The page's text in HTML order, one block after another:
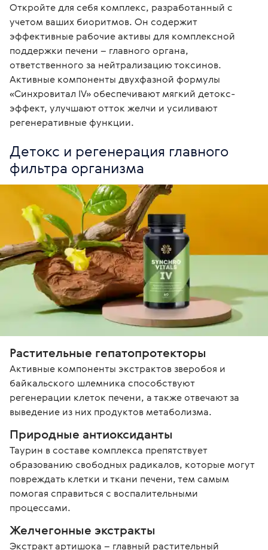
Откройте для себя комплекс, разработанный с
учетом ваших биоритмов. Он содержит
эффективные рабочие активы для комплексной
поддержки печени – главного органа,
ответственного за нейтрализацию токсинов.
Активные компоненты двухфазной формулы
«Синхровитал IV» обеспечивают мягкий детокс-
эффект, улучшают отток желчи и усиливают
регенеративные функции.
Детокс и регенерация главного
фильтра организма
Растительные гепатопротекторы
Активные компоненты экстрактов зверобоя и
байкальского шлемника способствуют
регенерации клеток печени, а также отвечают за
выведение из них продуктов метаболизма.
Природные антиоксиданты
Таурин в составе комплекса препятствует
образованию свободных радикалов, которые могут
повреждать клетки и ткани печени, тем самым
помогая справиться с воспалительными
процессами.
Желчегонные экстракты
Экстракт артишока – главный растительный